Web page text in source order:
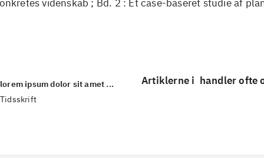
videnskab ; Bd. 2 : Et case-baseret studie af
lorem ipsum dolor sit amet ...
Tidsskrift
Artiklerne i handler ofte